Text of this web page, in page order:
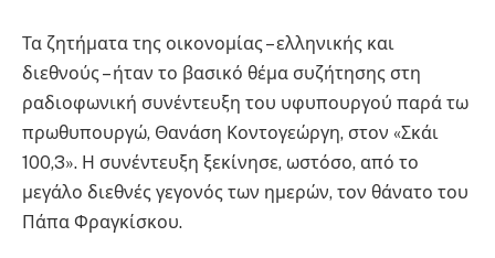
Τα ζητήματα της οικονομίας – ελληνικής και
διεθνούς – ήταν το βασικό θέμα συζήτησης στη
ραδιοφωνική συνέντευξη του υφυπουργού παρά τω
πρωθυπουργώ, Θανάση Κοντογεώργη, στον «Σκάι
100,3». Η συνέντευξη ξεκίνησε, ωστόσο, από το
μεγάλο διεθνές γεγονός των ημερών, τον θάνατο του
Πάπα Φραγκίσκου.